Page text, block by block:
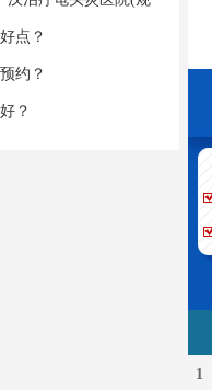
点？
约？
？
1